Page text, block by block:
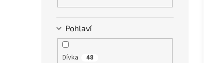
Pohlaví
Dívka 48